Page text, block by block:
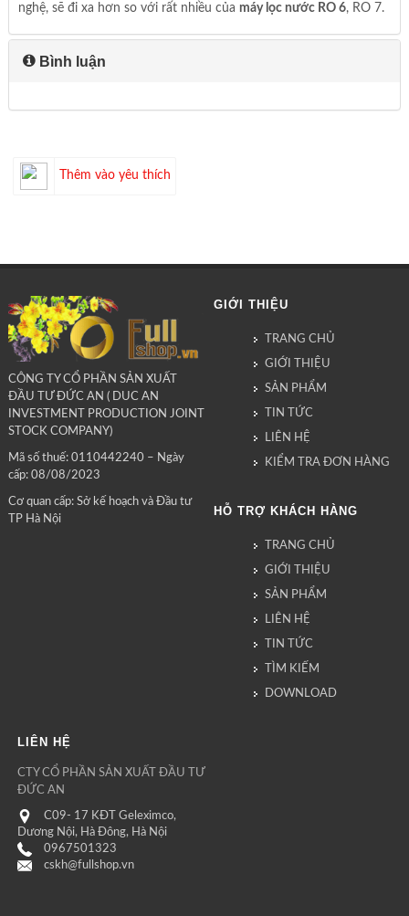
nghệ, sẽ đi xa hơn so với rất nhiều của máy lọc nước RO 6, RO 7.
Bình luận
Thêm vào yêu thích
CÔNG TY CỔ PHẦN SẢN XUẤT
ĐẦU TƯ ĐỨC AN ( DUC AN
INVESTMENT PRODUCTION JOINT
STOCK COMPANY)
Mã số thuế: 0110442240 – Ngày
cấp: 08/08/2023
Cơ quan cấp: Sở kế hoạch và Đầu tư
TP Hà Nội
GIỚI THIỆU
TRANG CHỦ
GIỚI THIỆU
SẢN PHẨM
TIN TỨC
LIÊN HỆ
KIỂM TRA ĐƠN HÀNG
HỖ TRỢ KHÁCH HÀNG
TRANG CHỦ
GIỚI THIỆU
SẢN PHẨM
LIÊN HỆ
TIN TỨC
TÌM KIẾM
DOWNLOAD
LIÊN HỆ
CTY CỔ PHẦN SẢN XUẤT ĐẦU TƯ
ĐỨC AN
C09- 17 KĐT Geleximco,
Dương Nội, Hà Đông, Hà Nội
0967501323
cskh@fullshop.vn